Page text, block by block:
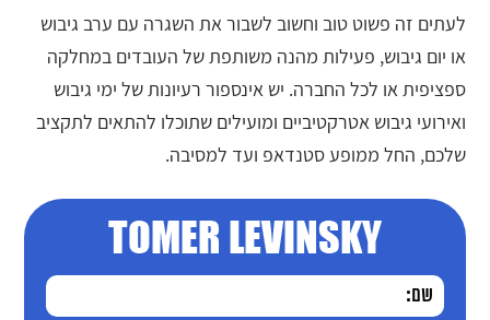
לעתים זה פשוט טוב וחשוב לשבור את השגרה עם ערב גיבוש
או יום גיבוש, פעילות מהנה משותפת של העובדים במחלקה
ספציפית או לכל החברה. יש אינספור רעיונות של ימי גיבוש
ואירועי גיבוש אטרקטיביים ומועילים שתוכלו להתאים לתקציב
שלכם, החל ממופע סטנדאפ ועד למסיבה.